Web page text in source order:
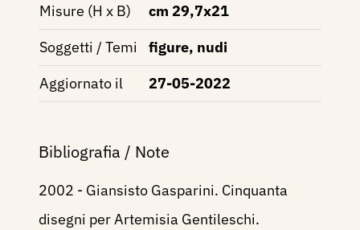
Misure (H x B)
cm 29,7x21
Soggetti / Temi
figure, nudi
Aggiornato il
27-05-2022
Bibliografia / Note
2002 - Giansisto Gasparini. Cinquanta
disegni per Artemisia Gentileschi.